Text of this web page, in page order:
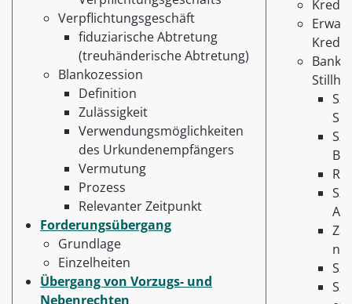
Verpflichtungsgeschäft
fiduziarische Abtretung
(treuhänderische Abtretung)
Blankozession
Definition
Zulässigkeit
Verwendungsmöglichkeiten
des Urkundenempfängers
Vermutung
Prozess
Relevanter Zeitpunkt
Forderungsübergang
Grundlage
Einzelheiten
Übergang von Vorzugs- und
Nebenrechten